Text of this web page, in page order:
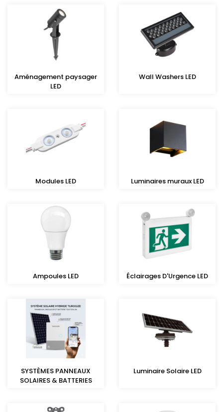
Aménagement paysager
LED
Wall Washers LED
Modules LED Luminaires muraux LED
Ampoules LED Éclairages D'Urgence LED
SYSTÈMES PANNEAUX
SOLAIRES & BATTERIES
Luminaire Solaire LED